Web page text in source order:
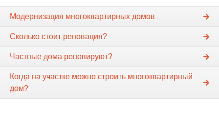
Модернизация многоквартирных домов
Сколько стоит реновация?
Частные дома реновируют?
Когда на участке можно строить многоквартирный
дом?